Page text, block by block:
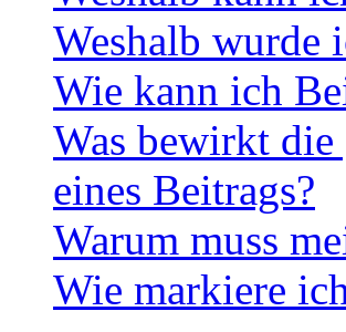
Weshalb wurde
Wie kann ich
Was bewirkt die
eines Beitrags?
Warum muss
Wie markiere